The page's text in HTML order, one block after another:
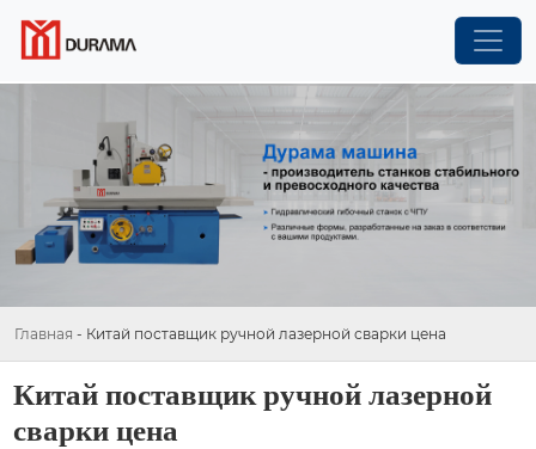
Главная - Китай поставщик ручной лазерной сварки цена
Китай поставщик ручной лазерной
сварки цена